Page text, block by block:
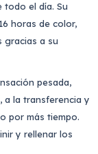
todo el día. Su
horas de color,
gracias a su
pesada,
a la transferencia y
por más tiempo.
y rellenar los